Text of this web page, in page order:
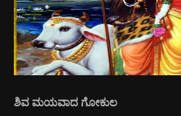
ಶಿವ ಮಯವಾದ ಗೋಕುಲ